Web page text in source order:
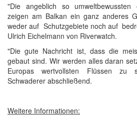
"Die angeblich so umweltbewussten
zeigen am Balkan ein ganz anderes
weder auf Schutzgebiete noch auf
Ulrich Eichelmann von Riverwatch.
"Die gute Nachricht ist, dass die
gebaut sind. Wir werden alles daran
Europas wertvollsten Flüssen zu
Schwaderer abschließend.
Weitere Informationen: